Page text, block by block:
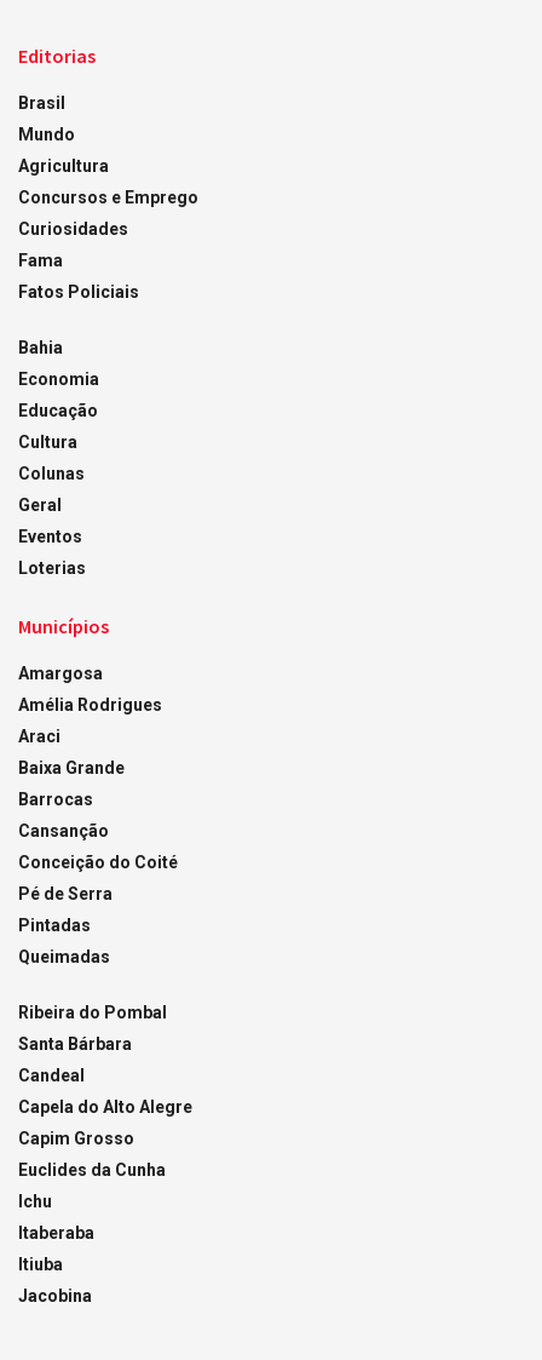
Editorias
Brasil
Mundo
Agricultura
Concursos e Emprego
Curiosidades
Fama
Fatos Policiais
Bahia
Economia
Educação
Cultura
Colunas
Geral
Eventos
Loterias
Municípios
Amargosa
Amélia Rodrigues
Araci
Baixa Grande
Barrocas
Cansanção
Conceição do Coité
Pé de Serra
Pintadas
Queimadas
Ribeira do Pombal
Santa Bárbara
Candeal
Capela do Alto Alegre
Capim Grosso
Euclides da Cunha
Ichu
Itaberaba
Itiuba
Jacobina